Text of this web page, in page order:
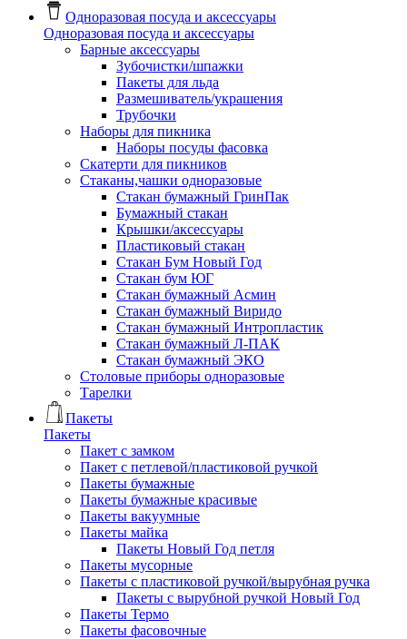
Одноразовая посуда и аксессуары
Одноразовая посуда и аксессуары
Барные аксессуары
Зубочистки/шпажки
Пакеты для льда
Размешиватель/украшения
Трубочки
Наборы для пикника
Наборы посуды фасовка
Скатерти для пикников
Стаканы,чашки одноразовые
Cтакан бумажный ГринПак
Бумажный стакан
Крышки/аксессуары
Пластиковый стакан
Стакан Бум Новый Год
Стакан бум ЮГ
Стакан бумажный Асмин
Стакан бумажный Виридо
Стакан бумажный Интропластик
Стакан бумажный Л-ПАК
Стакан бумажный ЭКО
Столовые приборы одноразовые
Тарелки
Пакеты
Пакеты
Пакет с замком
Пакет с петлевой/пластиковой ручкой
Пакеты бумажные
Пакеты бумажные красивые
Пакеты вакуумные
Пакеты майка
Пакеты Новый Год петля
Пакеты мусорные
Пакеты с пластиковой ручкой/вырубная ручка
Пакеты с вырубной ручкой Новый Год
Пакеты Термо
Пакеты фасовочные